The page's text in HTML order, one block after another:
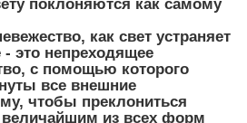
поклоняются как самому
как свет устраняет
- это непреходящее
с помощью которого
все внешние
чтобы преклониться
величайшим из всех форм